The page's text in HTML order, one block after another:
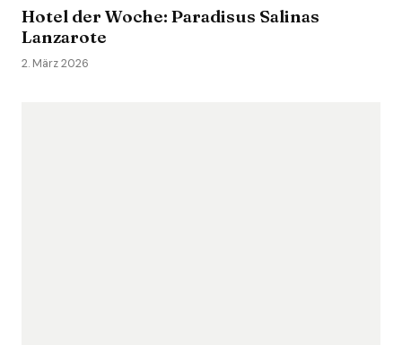
Hotel der Woche: Paradisus Salinas
Lanzarote
2. März 2026